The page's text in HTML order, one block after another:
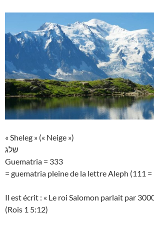
« Sheleg » (« Neige »)
שלג
Guematria = 333
Il est écrit : « Le roi Salomon parlait par
(Rois 1 5:12)